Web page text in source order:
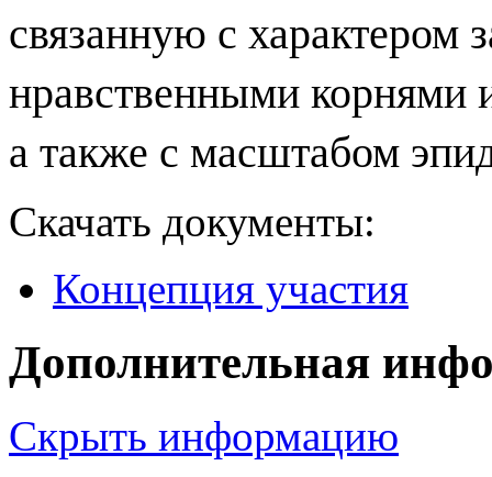
связанную с характером
нравственными корнями
а также с масштабом
Скачать документы:
Концепция участия
Дополнительная
Скрыть информацию